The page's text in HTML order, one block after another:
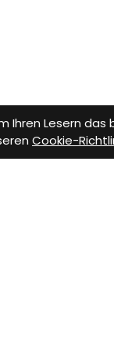
Ihren Lesern
Cookie-